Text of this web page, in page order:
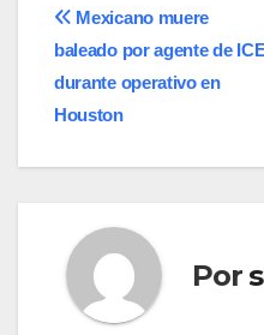
Navegación
de
entradas
Mexicano muere
baleado por agente de
durante operativo en
Houston
Por